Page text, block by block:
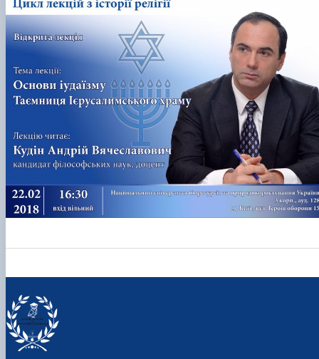
Scientific club «Філософські проблеми
міжособистісної та міжгрупової комунікаці…
Scientific club «Історія держави і права України»